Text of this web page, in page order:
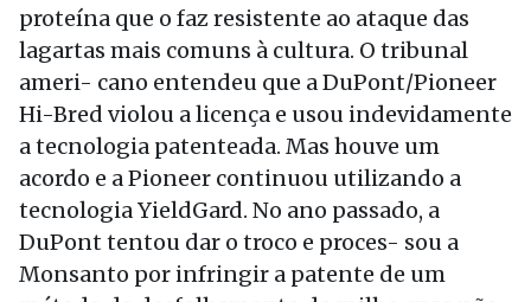
proteína que o faz resistente ao ataque das
lagartas mais comuns à cultura. O tribunal
ameri- cano entendeu que a DuPont/Pioneer
Hi-Bred violou a licença e usou indevidamente
a tecnologia patenteada. Mas houve um
acordo e a Pioneer continuou utilizando a
tecnologia YieldGard. No ano passado, a
DuPont tentou dar o troco e proces- sou a
Monsanto por infringir a patente de um